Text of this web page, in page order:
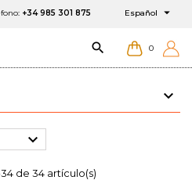
+34 985 301 875 Español 
 0

de 34 artículo(s)